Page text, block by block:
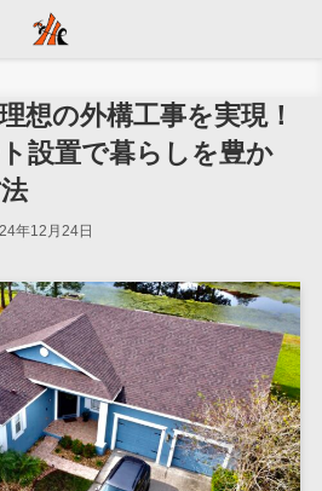
想の外構工事を実現！
設置で暮らしを豊か
年12月24日